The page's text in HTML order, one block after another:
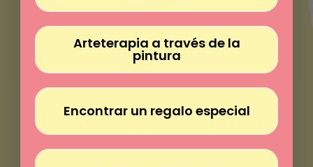
Mucho más que pintar
Arteterapia a través de la
pintura
Encontrar un regalo especial